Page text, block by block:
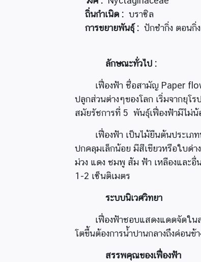
ถิ่นกำเนิด : บราซิล
การขยายพันธุ์ : ปักชำกิ่ง ตอนกิ่
ลักษณะทั่วไป :
เฟื่องฟ้า ชื่อสามัญ Paper
ปลูกส่วนต่างๆของโลก เริ่มจากยุโ
สมัยรัชการที่ 5 พันธุ์เฟื่องฟ้ามีไม่น้
เฟื่องฟ้า เป็นไม้ยืนต้นประเ
ปกคลุมเล็กน้อย มีสีเขียวหรือใบด่า
ม่วง แดง ชมพู ส้ม ฟ้า เหลืองและ
1-2 เซ็นติเมตร
ระบบนิเวศวิทยา
เฟื่องฟ้าชอบแสดงแดดจัดใน
โตขึ้นต้องการน้ำปานกลางถึงค่อนข้
สรรพคุณของเฟื่องฟ้า